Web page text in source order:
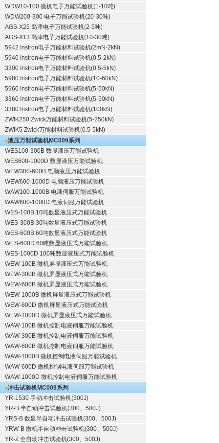
WDW10-100 微机电子万能试验机(1-10吨)
WDW200-300 电子万能试验机(20-30吨)
AGS-X25 岛津电子万能试验机(2-5吨)
AGS-X13 岛津电子万能试验机(10-30吨)
5942 Instron电子万能材料试验机(2mN-2kN)
5940 Instron电子万能材料试验机(0.5-2kN)
3300 Instron电子万能材料试验机(0.5-5kN)
5980 Instron电子万能材料试验机(10-60kN)
5960 Instron电子万能材料试验机(5-50kN)
3360 Instron电子万能材料试验机(5-50kN)
3380 Instron电子万能材料试验机(100kN)
ZWIK250 Zwick万能材料试验机(5-250kN)
ZWIK5 Zwick万能材料试验机(0.5-5kN)
液压万能试验机MC009系列
WES100-300B 数显液压万能试验机
WES600-1000D 数显液压万能试验机
WEW300-600B 电脑液压万能试验机
WEW600-1000D 电脑液压万能试验机
WAW100-1000B 电液伺服万能试验机
WAW600-1000D 电液伺服万能试验机
WES-100B 10吨数显液压式万能试验机
WES-300B 30吨数显液压式万能试验机
WES-600B 60吨数显液压式万能试验机
WES-600D 60吨数显液压式万能试验机
WES-1000D 100吨数显液压式万能试验机
WEW-100B 微机屏显液压式万能试验机
WEW-300B 微机屏显液压式万能试验机
WEW-600B 微机屏显液压式万能试验机
WEW-1000B 微机屏显液压式万能试验机
WEW-600D 微机屏显液压式万能试验机
WEW-1000D 微机屏显液压式万能试验机
WAW-100B 微机控制电液伺服万能试验机
WAW-300B 微机控制电液伺服万能试验机
WAW-600B 微机控制电液伺服万能试验机
WAW-1000B 微机控制电液伺服万能试验机
WAW-600D 微机控制电液伺服万能试验机
WAW-1000D 微机控制电液伺服万能试验机
冲击试验机MC009系列
YR-1530 手动冲击试验机(300J)
YR-B 半自动冲击试验机(300、500J)
YRS-B 数显半自动冲击试验机(300、500J)
YRW-B 微机半自动冲击试验机(300、500J)
YR-Z 全自动冲击试验机(300、500J)